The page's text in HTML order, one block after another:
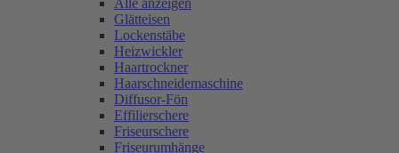
Alle anzeigen
Glätteisen
Lockenstäbe
Heizwickler
Haartrockner
Haarschneidemaschine
Diffusor-Fön
Effilierschere
Friseurschere
Friseurumhänge